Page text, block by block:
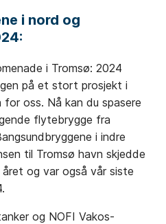
i nord og
i Tromsø: 2024
på et stort prosjekt i
for oss. Nå kan du spasere
flytebrygge fra
i indre
til Tromsø havn skjedde
og var også vår siste
og NOFI Vakos-